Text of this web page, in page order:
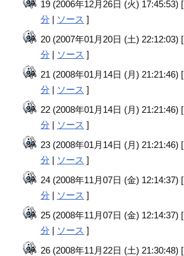
19 (2006年12月26日 (火) 17:45:53) [
分 | ソース ]
20 (2007年01月20日 (土) 22:12:03) [
分 | ソース ]
21 (2008年01月14日 (月) 21:21:46) [
分 | ソース ]
22 (2008年01月14日 (月) 21:21:46) [
分 | ソース ]
23 (2008年01月14日 (月) 21:21:46) [
分 | ソース ]
24 (2008年11月07日 (金) 12:14:37) [
分 | ソース ]
25 (2008年11月07日 (金) 12:14:37) [
分 | ソース ]
26 (2008年11月22日 (土) 21:30:48) [